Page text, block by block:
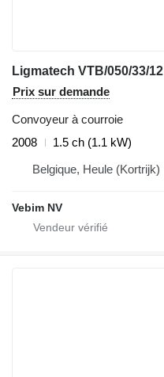
Ligmatech VTB/050/33/12
Prix sur demande
Convoyeur à courroie
2008
1.5 ch (1.1 kW)
Belgique, Heule (Kortrijk)
Vebim NV